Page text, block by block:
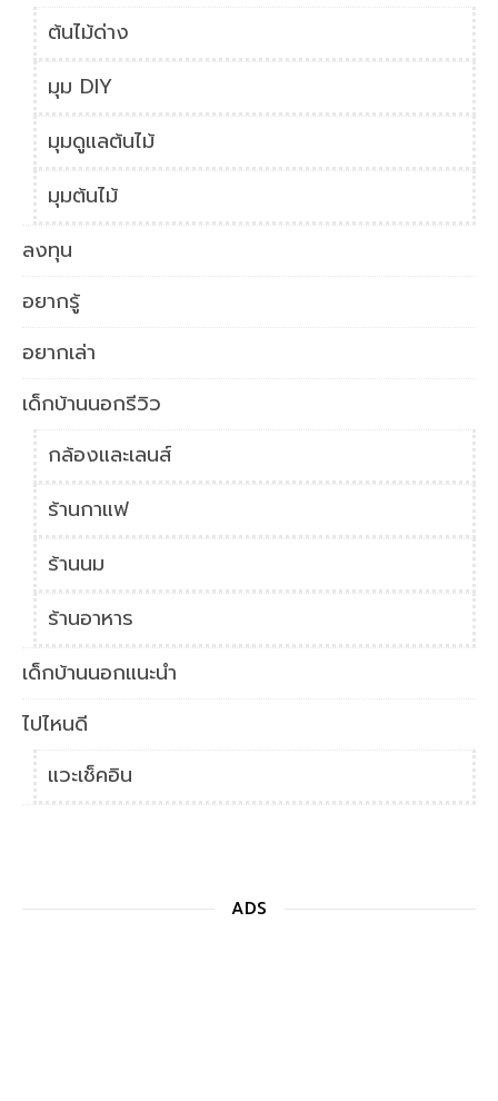
ต้นไม้ด่าง
มุม DIY
มุมดูแลต้นไม้
มุมต้นไม้
ลงทุน
อยากรู้
อยากเล่า
เด็กบ้านนอกรีวิว
กล้องและเลนส์
ร้านกาแฟ
ร้านนม
ร้านอาหาร
เด็กบ้านนอกแนะนำ
ไปไหนดี
แวะเช็คอิน
ADS